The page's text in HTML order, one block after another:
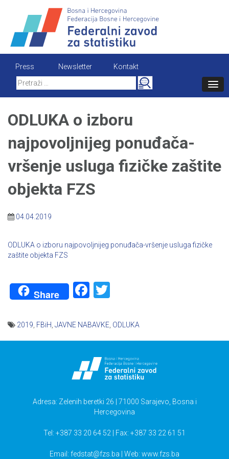
content
Press Newsletter
Kontakt
Search
for:
ODLUKA o izboru
najpovoljnijeg ponuđača-
vršenje usluga fizičke zaštite
objekta FZS
04.04.2019
ODLUKA o izboru najpovoljnijeg ponuđača-vršenje usluga fizičke
zaštite objekta FZS
Share Facebook
2019 FBiH JAVNE NABAVKE ODLUKA
Adresa: Zelenih beretki 26 | 71000 Sarajevo, Bosna i
Hercegovina
Tel: +387 33 20 64 52 | Fax: +387 33 22 61 51
Email: fedstat@fzs.ba | Web: www.fzs.ba